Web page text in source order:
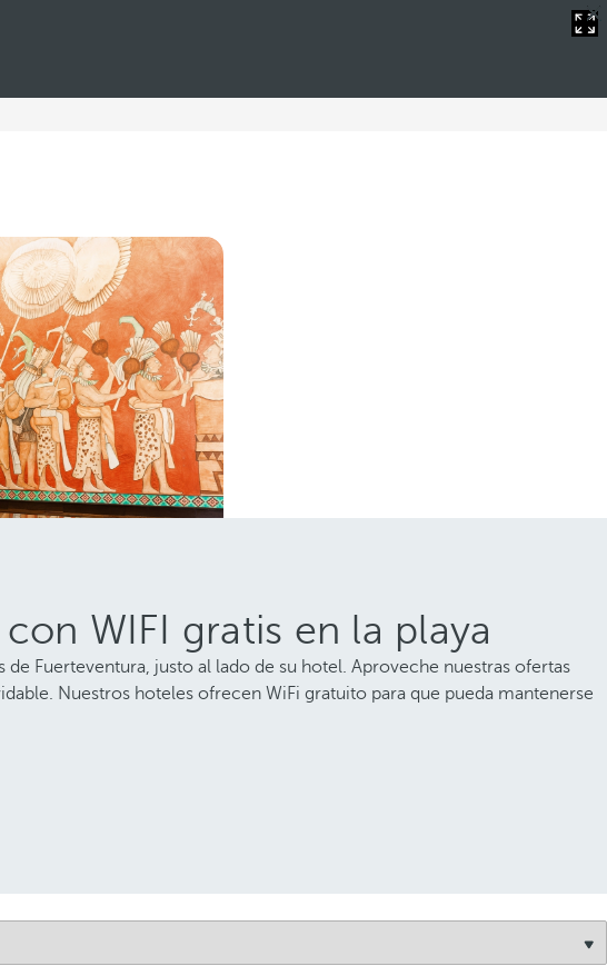
y WIFI gratis
WIFI gratis en la playa
Fuerteventura, justo al lado de su hotel. Aproveche nuestras ofertas
Nuestros hoteles ofrecen WiFi gratuito para que pueda mantenerse